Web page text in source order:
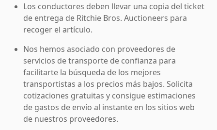
Los conductores deben llevar una copia del ticket
de entrega de Ritchie Bros. Auctioneers para
recoger el artículo.
Nos hemos asociado con proveedores de
servicios de transporte de confianza para
facilitarte la búsqueda de los mejores
transportistas a los precios más bajos. Solicita
cotizaciones gratuitas y consigue estimaciones
de gastos de envío al instante en los sitios web
de nuestros proveedores.